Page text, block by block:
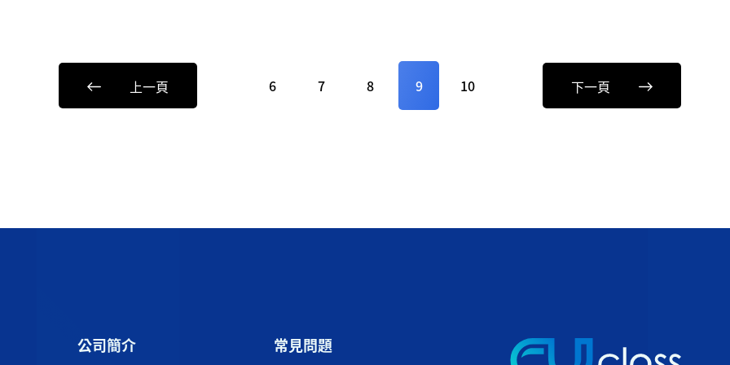
6 7 8 9 10
公司簡介 常見問題